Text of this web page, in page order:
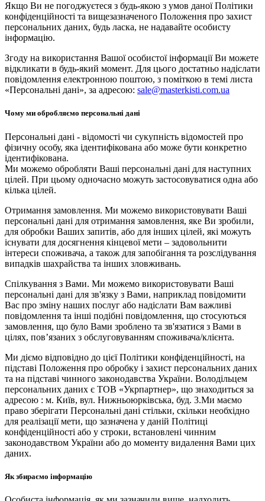
Якщо Ви не погоджуєтеся з будь-якою з умов даної Політики
конфіденційності та вищезазначеного Положення про захист
персональних даних, будь ласка, не надавайте особисту
інформацію.
Згоду на використання Вашої особистої інформації Ви можете
відкликати в будь-який момент. Для цього достатньо надіслати
повідомлення електронною поштою, з поміткою в темі листа
«Персональні дані», за адресою: sale@masterkisti.com.ua
Чому ми обробляємо персональні дані
Персональні дані - відомості чи сукупність відомостей про
фізичну особу, яка ідентифікована або може бути конкретно
ідентифікована.
Ми можемо обробляти Ваші персональні дані для наступних
цілей. При цьому одночасно можуть застосовуватися одна або
кілька цілей.
Отримання замовлення. Ми можемо використовувати Ваші
персональні дані для отримання замовлення, яке Ви зробили,
для обробки Ваших запитів, або для інших цілей, які можуть
існувати для досягнення кінцевої мети – задовольнити
інтереси споживача, а також для запобігання та розслідування
випадків шахрайства та інших зловживань.
Спілкування з Вами. Ми можемо використовувати Ваші
персональні дані для зв'язку з Вами, наприклад повідомити
Вас про зміну наших послуг або надіслати Вам важливі
повідомлення та інші подібні повідомлення, що стосуються
замовлення, що було Вами зроблено та зв'язатися з Вами в
цілях, пов’язаних з обслуговуванням споживача/клієнта.
Ми діємо відповідно до цієї Політики конфіденційності, на
підставі Положення про обробку і захист персональних даних
та на підставі чинного законодавства України. Володільцем
персональних даних є ТОВ «Укрпартнер», що знаходиться за
адресою : м. Київ, вул. Нижньоюркiвська, буд. 3.Ми маємо
право зберігати Персональні дані стільки, скільки необхідно
для реалізації мети, що зазначена у даній Політиці
конфіденційності або у строки, встановлені чинним
законодавством України або до моменту видалення Вами цих
даних.
Як збираємо інформацію